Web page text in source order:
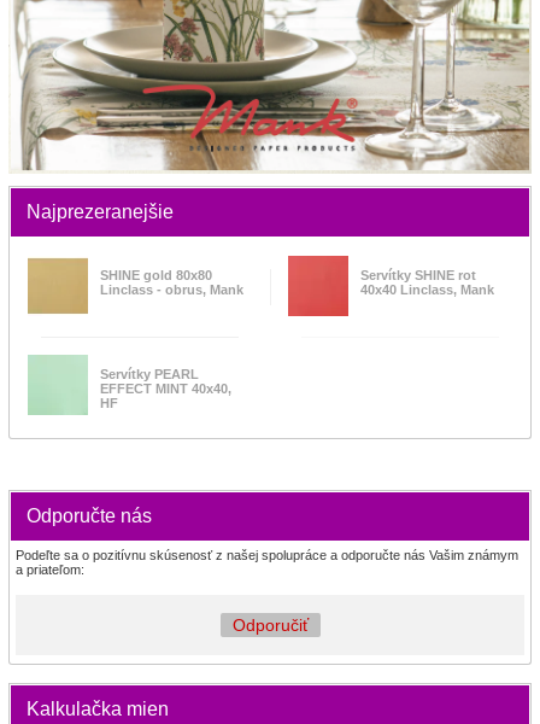
Najprezeranejšie
SHINE gold 80x80
Linclass - obrus, Mank
Servítky SHINE rot
40x40 Linclass, Mank
Servítky PEARL
EFFECT MINT 40x40,
HF
Odporučte nás
Podeľte sa o pozitívnu skúsenosť z našej spolupráce a odporučte nás Vašim známym
a priateľom:
Odporučiť
Kalkulačka mien